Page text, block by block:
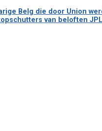
Belg die door Union
van beloften